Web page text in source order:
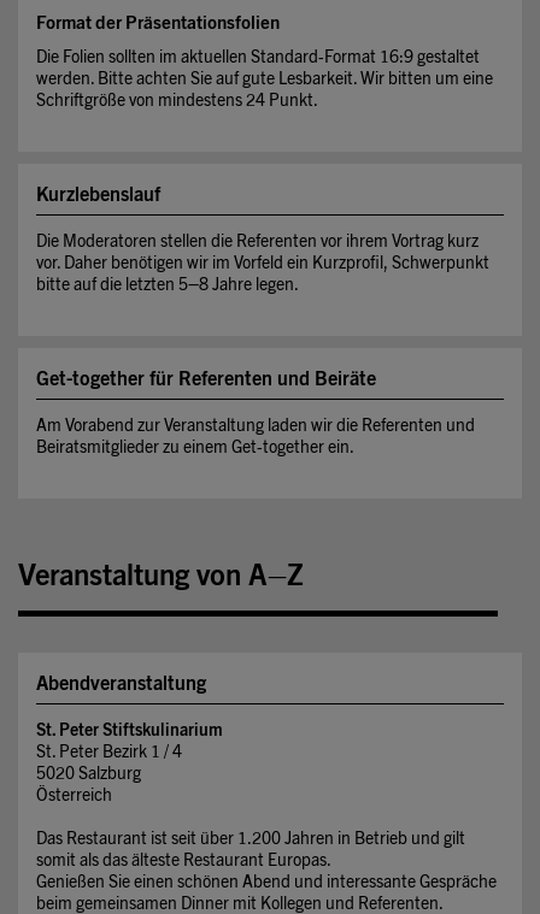
Format der Präsentationsfolien
Die Folien sollten im aktuellen Standard-Format 16:9 gestaltet
werden. Bitte achten Sie auf gute Lesbarkeit. Wir bitten um eine
Schriftgröße von mindestens 24 Punkt.
Kurzlebenslauf
Die Moderatoren stellen die Referenten vor ihrem Vortrag kurz
vor. Daher benötigen wir im Vorfeld ein Kurzprofil, Schwerpunkt
bitte auf die letzten 5–8 Jahre legen.
Get-together für Referenten und Beiräte
Am Vorabend zur Veranstaltung laden wir die Referenten und
Beiratsmitglieder zu einem Get-together ein.
Veranstaltung von A–Z
Abendveranstaltung
St. Peter Stiftskulinarium
St. Peter Bezirk 1 / 4
5020 Salzburg
Österreich
Das Restaurant ist seit über 1.200 Jahren in Betrieb und gilt
somit als das älteste Restaurant Europas.
Genießen Sie einen schönen Abend und interessante Gespräche
beim gemeinsamen Dinner mit Kollegen und Referenten.